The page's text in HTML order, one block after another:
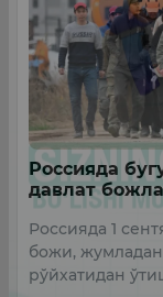
Россияда
давлат
Россияда 1
божи,
рўйхатидан